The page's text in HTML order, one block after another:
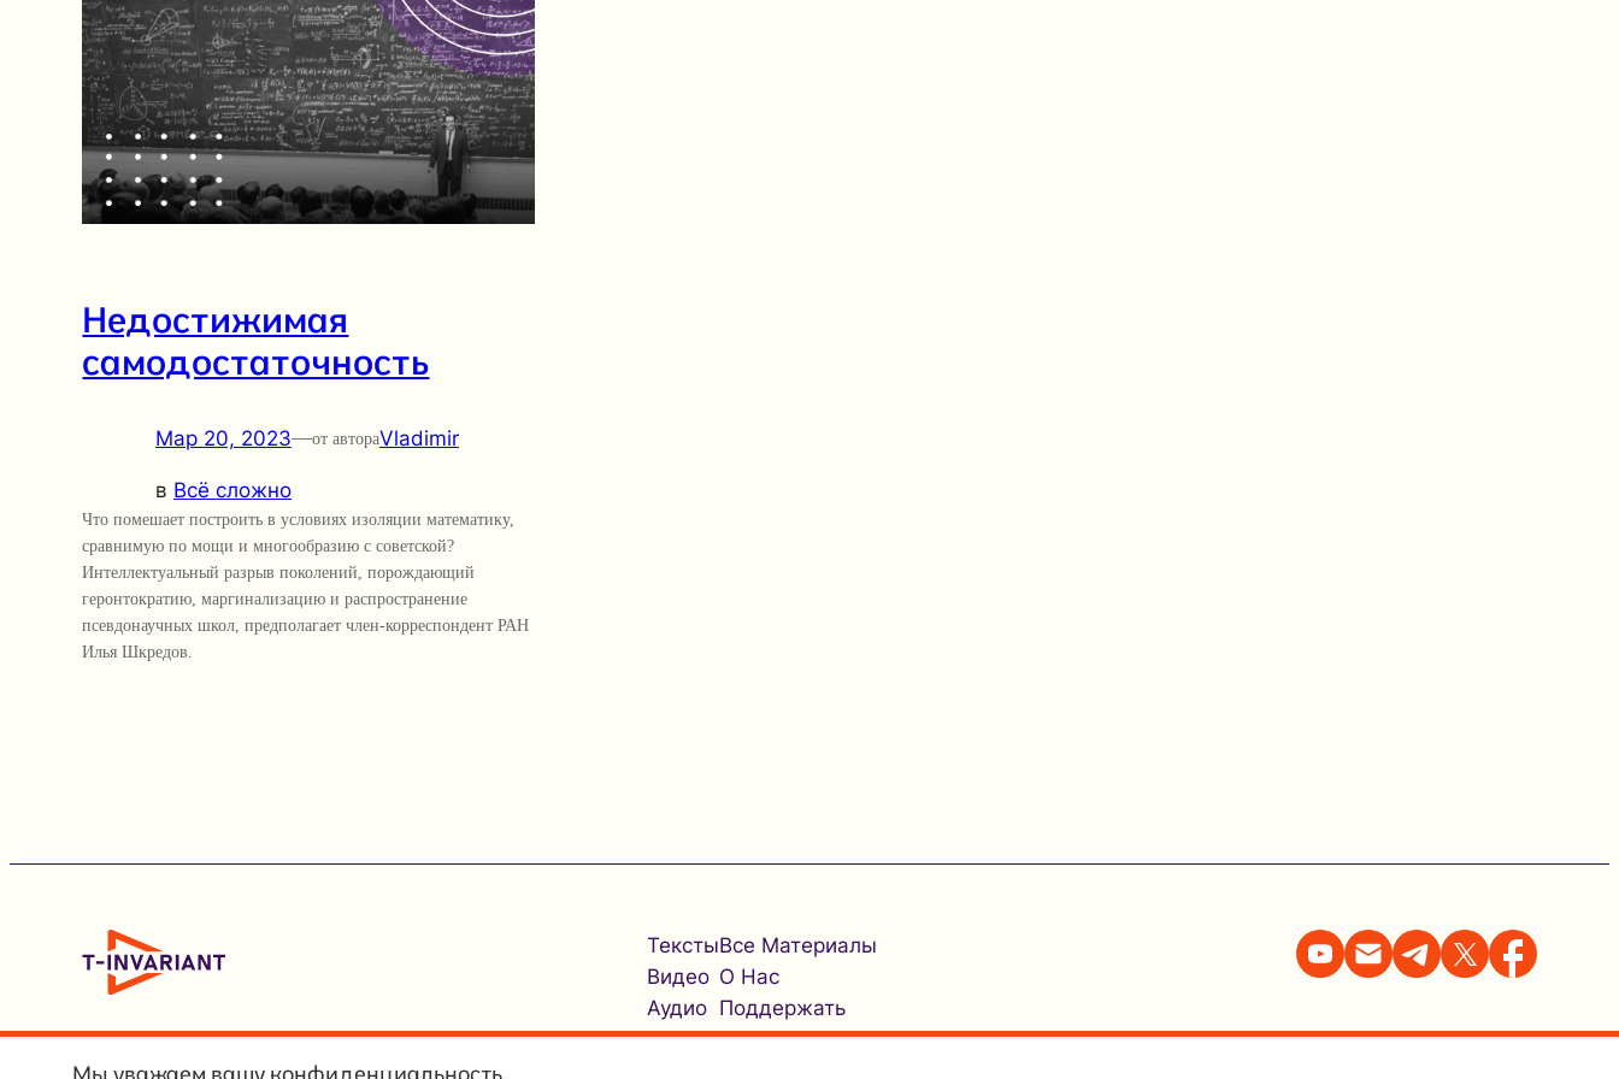
Недостижимая
самодостаточность
Мар 20, 2023—от автораVladimir
в Всё сложно
Что помешает построить в условиях изоляции математику,
сравнимую по мощи и многообразию с советской?
Интеллектуальный разрыв поколений, порождающий
геронтократию, маргинализацию и распространение
псевдонаучных школ, предполагает член-корреспондент РАН
Илья Шкредов.
Тексты
Видео
Аудио
Все Материалы
О Нас
Поддержать